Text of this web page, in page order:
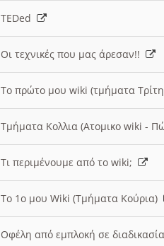
TEDed
Οι τεχνικές που μας άρεσαν!!
Το πρώτο μου wiki (τμήματα
Τμήματα Κολλια (Ατομικο wiki -
Τι περιμένουμε από το wiki;
Το 1ο μου Wiki (Τμήματα Κούρια)
Οφέλη από εμπλοκή σε